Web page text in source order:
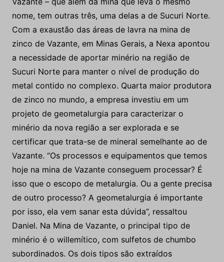
nome, tem outras três, uma delas a de Sucuri Norte.
Com a exaustão das áreas de lavra na mina de
zinco de Vazante, em Minas Gerais, a Nexa apontou
a necessidade de aportar minério na região de
Sucuri Norte para manter o nível de produção do
metal contido no complexo. Quarta maior produtora
de zinco no mundo, a empresa investiu em um
projeto de geometalurgia para caracterizar o
minério da nova região a ser explorada e se
certificar que trata-se de mineral semelhante ao de
Vazante. “Os processos e equipamentos que temos
hoje na mina de Vazante conseguem processar? É
isso que o escopo de metalurgia. Ou a gente precisa
de outro processo? A geometalurgia é importante
por isso, ela vem sanar esta dúvida”, ressaltou
Daniel. Na Mina de Vazante, o principal tipo de
minério é o willemítico, com sulfetos de chumbo
subordinados. Os dois tipos são extraídos